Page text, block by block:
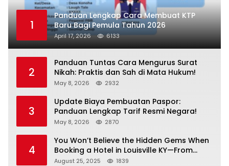
1
Panduan Lengkap Cara Membuat KTP
Baru Bagi Pemula Tahun 2026
April 17, 2026 6133
2
Panduan Tuntas Cara Mengurus Surat
Nikah: Praktis dan Sah di Mata Hukum!
May 8, 2026 2932
3
Update Biaya Pembuatan Paspor:
Panduan Lengkap Tarif Resmi Negara!
May 8, 2026 2870
4
You Won’t Believe the Hidden Gems When
Booking a Hotel in Louisville KY—From
Cheap to Luxe!
August 25, 2025 1839